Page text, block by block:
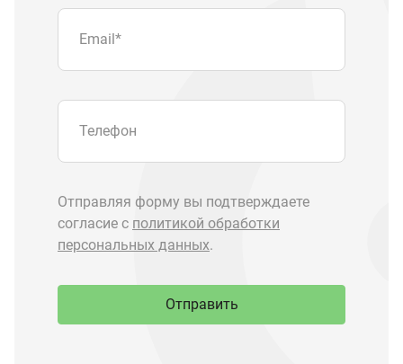
Запчасти Урал
Запчасти Камаз
Спецпредложения